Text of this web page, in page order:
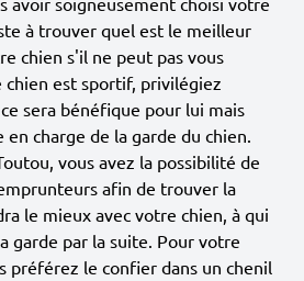
à trouver quel est le meilleur
chien s'il ne peut pas vous
chien est sportif, privilégiez
sera bénéfique pour lui mais
en charge de la garde du chien.
vous avez la possibilité de
afin de trouver la
le mieux avec votre chien, à qui
garde par la suite. Pour votre
préférez le confier dans un chenil